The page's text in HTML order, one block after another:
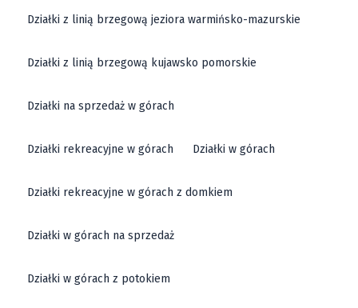
Działki z linią brzegową jeziora warmińsko-mazurskie
Działki z linią brzegową kujawsko pomorskie
Działki na sprzedaż w górach
Działki rekreacyjne w górach Działki w górach
Działki rekreacyjne w górach z domkiem
Działki w górach na sprzedaż
Działki w górach z potokiem